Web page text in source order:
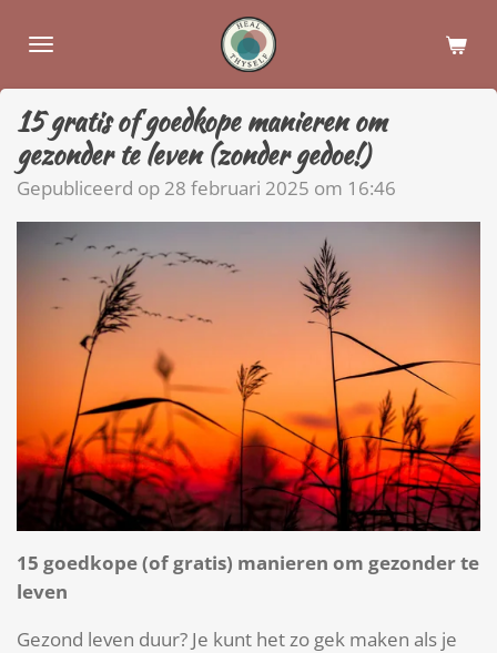
direct
de
hoofdinhoud
15 gratis of goedkope manieren om
gezonder te leven (zonder gedoe!)
Gepubliceerd op 28 februari 2025 om 16:46
15 goedkope (of gratis) manieren om gezonder te
leven
Gezond leven duur? Je kunt het zo gek maken als je